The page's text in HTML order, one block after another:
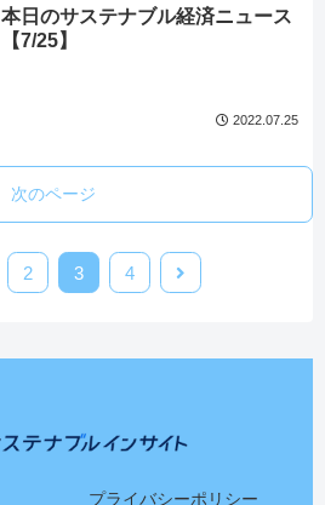
本日のサステナブル経済ニュース
【7/25】
2022.07.25
次のページ
2 3 4
プライバシーポリシー